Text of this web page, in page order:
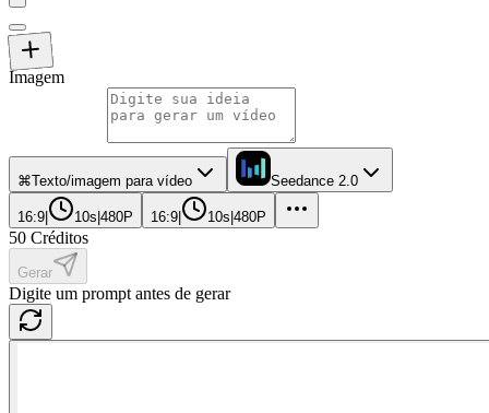
Imagem
⌘Texto/imagem para vídeo Seedance 2.0
16:9 10s 480P 16:9 10s 480P
50 Créditos
Gerar
Digite um prompt antes de gerar